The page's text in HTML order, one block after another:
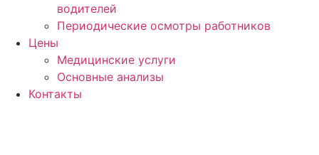
водителей
Периодические осмотры работников
Цены
Медицинские услуги
Основные анализы
Контакты